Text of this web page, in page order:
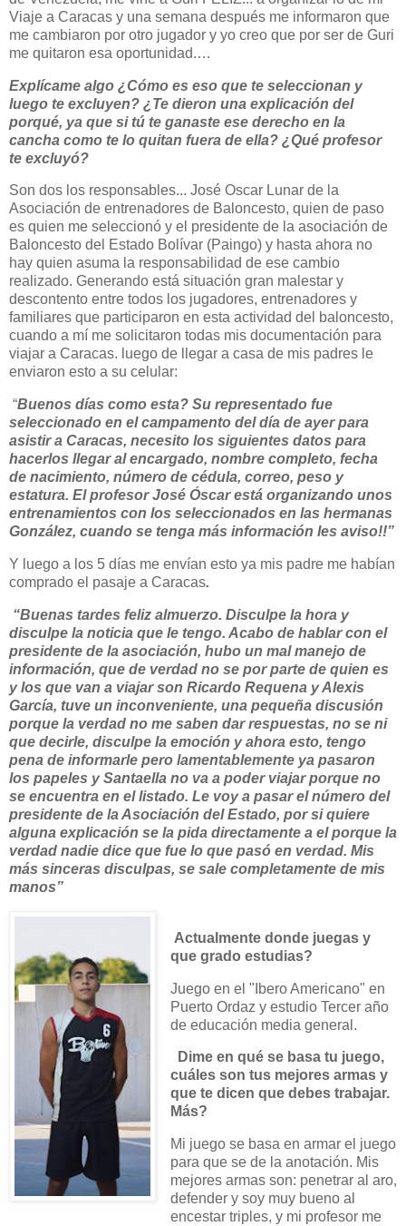
Viaje a Caracas y una semana después me informaron que
me cambiaron por otro jugador y yo creo que por ser de Guri
me quitaron esa oportunidad.…
Explícame algo ¿Cómo es eso que te seleccionan y
luego te excluyen? ¿Te dieron una explicación del
porqué, ya que si tú te ganaste ese derecho en la
cancha como te lo quitan fuera de ella? ¿Qué profesor
te excluyó?
Son dos los responsables... José Oscar Lunar de la
Asociación de entrenadores de Baloncesto, quien de paso
es quien me seleccionó y el presidente de la asociación de
Baloncesto del Estado Bolívar (Paingo) y hasta ahora no
hay quien asuma la responsabilidad de ese cambio
realizado. Generando está situación gran malestar y
descontento entre todos los jugadores, entrenadores y
familiares que participaron en esta actividad del baloncesto,
cuando a mí me solicitaron todas mis documentación para
viajar a Caracas. luego de llegar a casa de mis padres le
enviaron esto a su celular:
“Buenos días como esta? Su representado fue
seleccionado en el campamento del día de ayer para
asistir a Caracas, necesito los siguientes datos para
hacerlos llegar al encargado, nombre completo, fecha
de nacimiento, número de cédula, correo, peso y
estatura. El profesor José Óscar está organizando unos
entrenamientos con los seleccionados en las hermanas
González, cuando se tenga más información les aviso!!”
Y luego a los 5 días me envían esto ya mis padre me habían
comprado el pasaje a Caracas.
“Buenas tardes feliz almuerzo. Disculpe la hora y
disculpe la noticia que le tengo. Acabo de hablar con el
presidente de la asociación, hubo un mal manejo de
información, que de verdad no se por parte de quien es
y los que van a viajar son Ricardo Requena y Alexis
García, tuve un inconveniente, una pequeña discusión
porque la verdad no me saben dar respuestas, no se ni
que decirle, disculpe la emoción y ahora esto, tengo
pena de informarle pero lamentablemente ya pasaron
los papeles y Santaella no va a poder viajar porque no
se encuentra en el listado. Le voy a pasar el número del
presidente de la Asociación del Estado, por si quiere
alguna explicación se la pida directamente a el porque la
verdad nadie dice que fue lo que pasó en verdad. Mis
más sinceras disculpas, se sale completamente de mis
manos”
Actualmente donde juegas y
que grado estudias?
Juego en el "Ibero Americano" en
Puerto Ordaz y estudio Tercer año
de educación media general.
Dime en qué se basa tu juego,
cuáles son tus mejores armas y
que te dicen que debes trabajar.
Más?
Mi juego se basa en armar el juego
para que se de la anotación. Mis
mejores armas son: penetrar al aro,
defender y soy muy bueno al
encestar triples, y mi profesor me